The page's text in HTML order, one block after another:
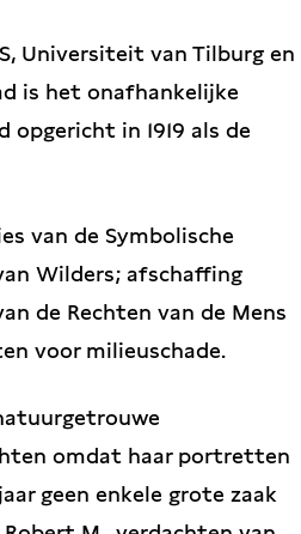
Universiteit van Tilburg en
is het onafhankelijke
in 1919 als de
van de Symbolische
Wilders; afschaffing
de Rechten van de Mens
voor milieuschade.
omdat haar portretten
geen enkele grote zaak